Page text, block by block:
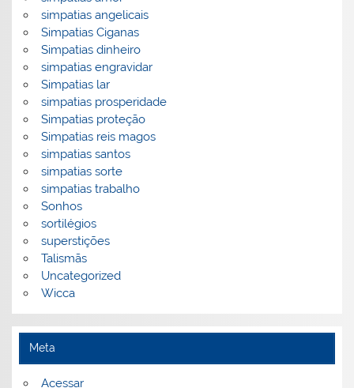
simpatias angelicais
Simpatias Ciganas
Simpatias dinheiro
simpatias engravidar
Simpatias lar
simpatias prosperidade
Simpatias proteção
Simpatias reis magos
simpatias santos
simpatias sorte
simpatias trabalho
Sonhos
sortilégios
superstições
Talismãs
Uncategorized
Wicca
Meta
Acessar